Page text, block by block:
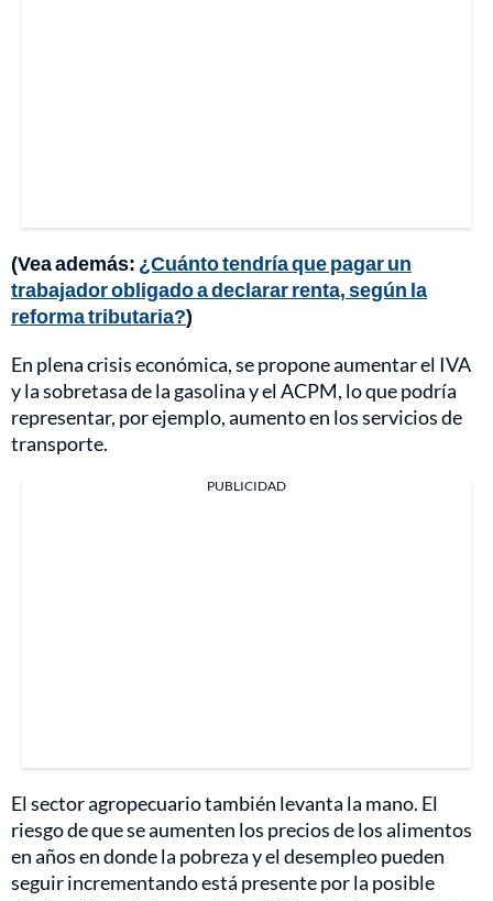
(Vea además: ¿Cuánto tendría que pagar un
trabajador obligado a declarar renta, según la
reforma tributaria?)
En plena crisis económica, se propone aumentar el IVA
y la sobretasa de la gasolina y el ACPM, lo que podría
representar, por ejemplo, aumento en los servicios de
transporte.
PUBLICIDAD
El sector agropecuario también levanta la mano. El
riesgo de que se aumenten los precios de los alimentos
en años en donde la pobreza y el desempleo pueden
seguir incrementando está presente por la posible